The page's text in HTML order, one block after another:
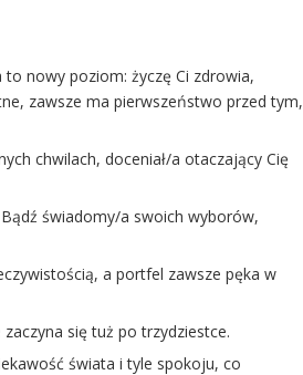
to nowy poziom: życzę Ci zdrowia,
zawsze ma pierwszeństwo przed tym,
chwilach, doceniał/a otaczający Cię
świadomy/a swoich wyborów,
a portfel zawsze pęka w
się tuż po trzydziestce.
świata i tyle spokoju, co